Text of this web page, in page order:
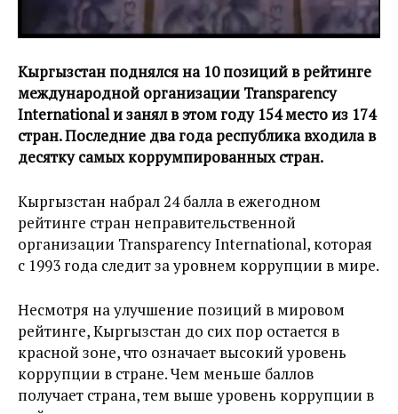
Кыргызстан поднялся на 10 позиций в рейтинге
международной организации Transparency
International и занял в этом году 154 место из 174
стран. Последние два года республика входила в
десятку самых коррумпированных стран.
Кыргызстан набрал 24 балла в ежегодном
рейтинге стран неправительственной
организации Transparency International, которая
с 1993 года следит за уровнем коррупции в мире.
Несмотря на улучшение позиций в мировом
рейтинге, Кыргызстан до сих пор остается в
красной зоне, что означает высокий уровень
коррупции в стране. Чем меньше баллов
получает страна, тем выше уровень коррупции в